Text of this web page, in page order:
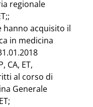
regionale
hanno acquisito il
in medicina
CA, ET,
al corso di
Generale